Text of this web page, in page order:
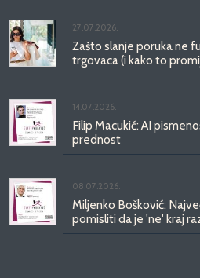
27.07.2026.
Zašto slanje poruka ne
trgovaca (i kako to
14.07.2026.
Filip Macukić: AI
prednost
08.07.2026.
Miljenko Bošković:
pomisliti da je 'ne' kraj